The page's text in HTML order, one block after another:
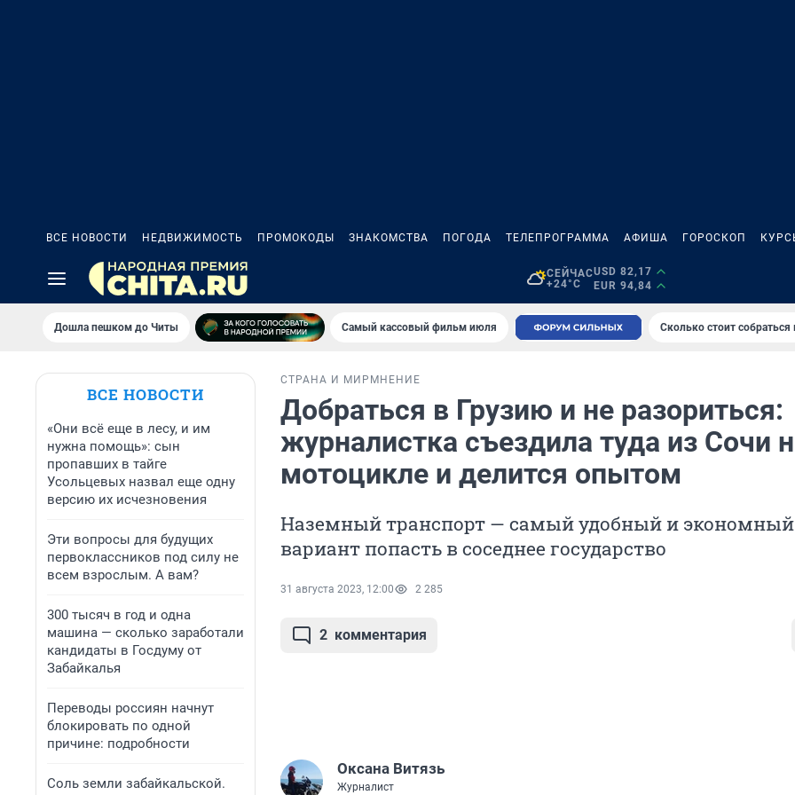
ВСЕ НОВОСТИ НЕДВИЖИМОСТЬ ПРОМОКОДЫ ЗНАКОМСТВА ПОГОДА ТЕЛЕПРОГРАММА АФИША ГОРОСКОП
СЕЙЧАС
+24°C
USD 82,17
EUR 94,84
Дошла пешком до Читы Самый кассовый фильм июля Сколько стоит
ВСЕ НОВОСТИ
«Они всё еще в лесу, и им
нужна помощь»: сын
пропавших в тайге
Усольцевых назвал еще одну
версию их исчезновения
Эти вопросы для будущих
первоклассников под силу не
всем взрослым. А вам?
300 тысяч в год и одна
машина — сколько заработали
кандидаты в Госдуму от
Забайкалья
Переводы россиян начнут
блокировать по одной
причине: подробности
Соль земли забайкальской.
СТРАНА И МИР МНЕНИЕ
Добраться в Грузию и не разориться:
журналистка съездила туда из Сочи
мотоцикле и делится опытом
Наземный транспорт — самый удобный и экономный
вариант попасть в соседнее государство
31 августа 2023, 12:00 2 285
2 комментария
Оксана Витязь
Журналист